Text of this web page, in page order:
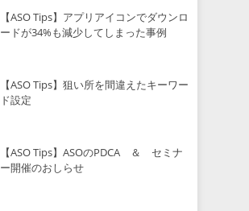
【ASO Tips】アプリアイコンでダウンロ
ードが34%も減少してしまった事例
【ASO Tips】狙い所を間違えたキーワー
ド設定
【ASO Tips】ASOのPDCA ＆ セミナ
ー開催のおしらせ